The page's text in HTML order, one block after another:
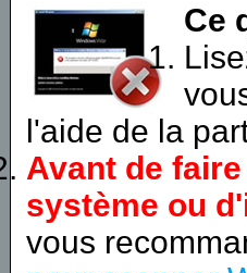
Ce
l'aide de la
Avant de
système ou
vous